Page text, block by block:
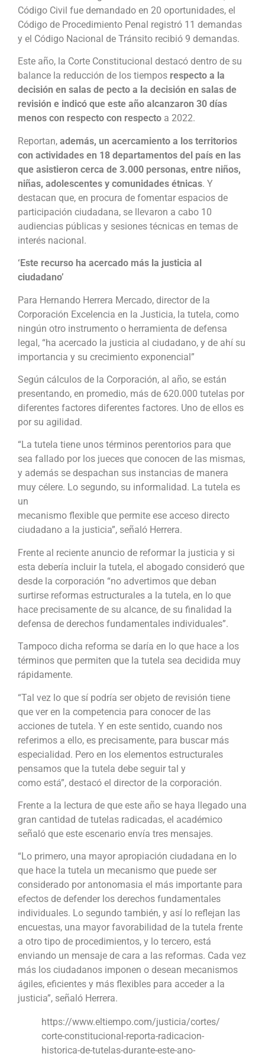
Código Civil fue demandado en 20 oportunidades, el
Código de Procedimiento Penal registró 11 demandas
y el Código Nacional de Tránsito recibió 9 demandas.
Este año, la Corte Constitucional destacó dentro de su
balance la reducción de los tiempos respecto a la
decisión en salas de pecto a la decisión en salas de
revisión e indicó que este año alcanzaron 30 días
menos con respecto con respecto a 2022.
Reportan, además, un acercamiento a los territorios
con actividades en 18 departamentos del país en las
que asistieron cerca de 3.000 personas, entre niños,
niñas, adolescentes y comunidades étnicas. Y
destacan que, en procura de fomentar espacios de
participación ciudadana, se llevaron a cabo 10
audiencias públicas y sesiones técnicas en temas de
interés nacional.
‘Este recurso ha acercado más la justicia al
ciudadano’
Para Hernando Herrera Mercado, director de la
Corporación Excelencia en la Justicia, la tutela, como
ningún otro instrumento o herramienta de defensa
legal, “ha acercado la justicia al ciudadano, y de ahí su
importancia y su crecimiento exponencial”
Según cálculos de la Corporación, al año, se están
presentando, en promedio, más de 620.000 tutelas por
diferentes factores diferentes factores. Uno de ellos es
por su agilidad.
“La tutela tiene unos términos perentorios para que
sea fallado por los jueces que conocen de las mismas,
y además se despachan sus instancias de manera
muy célere. Lo segundo, su informalidad. La tutela es
un
mecanismo flexible que permite ese acceso directo
ciudadano a la justicia”, señaló Herrera.
Frente al reciente anuncio de reformar la justicia y si
esta debería incluir la tutela, el abogado consideró que
desde la corporación “no advertimos que deban
surtirse reformas estructurales a la tutela, en lo que
hace precisamente de su alcance, de su finalidad la
defensa de derechos fundamentales individuales”.
Tampoco dicha reforma se daría en lo que hace a los
términos que permiten que la tutela sea decidida muy
rápidamente.
“Tal vez lo que sí podría ser objeto de revisión tiene
que ver en la competencia para conocer de las
acciones de tutela. Y en este sentido, cuando nos
referimos a ello, es precisamente, para buscar más
especialidad. Pero en los elementos estructurales
pensamos que la tutela debe seguir tal y
como está”, destacó el director de la corporación.
Frente a la lectura de que este año se haya llegado una
gran cantidad de tutelas radicadas, el académico
señaló que este escenario envía tres mensajes.
“Lo primero, una mayor apropiación ciudadana en lo
que hace la tutela un mecanismo que puede ser
considerado por antonomasia el más importante para
efectos de defender los derechos fundamentales
individuales. Lo segundo también, y así lo reflejan las
encuestas, una mayor favorabilidad de la tutela frente
a otro tipo de procedimientos, y lo tercero, está
enviando un mensaje de cara a las reformas. Cada vez
más los ciudadanos imponen o desean mecanismos
ágiles, eficientes y más flexibles para acceder a la
justicia”, señaló Herrera.
https://www.eltiempo.com/justicia/cortes/
corte-constitucional-reporta-radicacion-
historica-de-tutelas-durante-este-ano-